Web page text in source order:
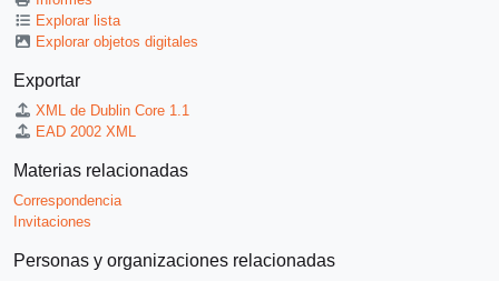
Explorar lista
Explorar objetos digitales
Exportar
XML de Dublin Core 1.1
EAD 2002 XML
Materias relacionadas
Correspondencia
Invitaciones
Personas y organizaciones relacionadas